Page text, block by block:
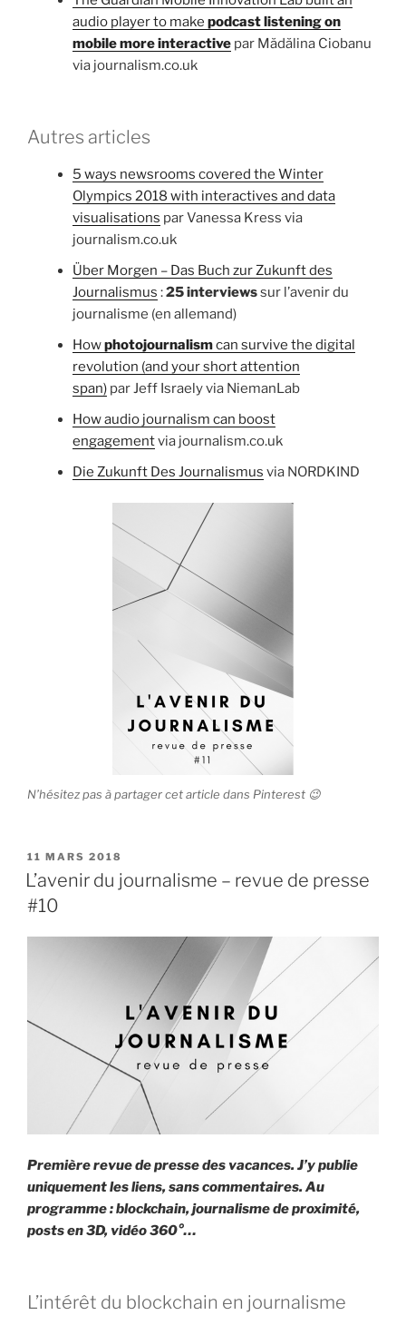
audio player to make podcast listening on
mobile more interactive par Mădălina Ciobanu
via journalism.co.uk
Autres articles
5 ways newsrooms covered the Winter
Olympics 2018 with interactives and data
visualisations par Vanessa Kress via
journalism.co.uk
Über Morgen – Das Buch zur Zukunft des
Journalismus :25 interviewssur l’avenir du
journalisme (en allemand)
Howphotojournalismcan survive the digital
revolution (and your short attention
span) par Jeff Israely via NiemanLab
How audio journalism can boost
engagementvia journalism.co.uk
Die Zukunft Des Journalismus via NORDKIND
N’hésitez pas à partager cet article dans Pinterest 😉
P
U
B
L
É
11 MARS 2018
L’avenir du journalisme – revue de presse
#10
Première revue de presse des vacances. J’y publie
uniquement les liens, sans commentaires. Au
programme : blockchain, journalisme de proximité,
posts en 3D, vidéo 360°…
L’intérêt du blockchain en journalisme